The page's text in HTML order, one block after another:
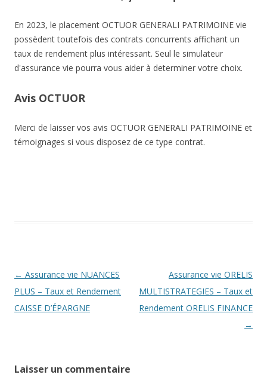
En 2023, le placement OCTUOR GENERALI PATRIMOINE vie
possèdent toutefois des contrats concurrents affichant un
taux de rendement plus intéressant. Seul le simulateur
d'assurance vie pourra vous aider à determiner votre choix.
Avis OCTUOR
Merci de laisser vos avis OCTUOR GENERALI PATRIMOINE et
témoignages si vous disposez de ce type contrat.
Navigation
des
articles
← Assurance vie NUANCES
PLUS – Taux et Rendement
CAISSE D’ÉPARGNE
Assurance vie ORELIS
MULTISTRATEGIES – Taux et
Rendement ORELIS FINANCE
→
Laisser un commentaire